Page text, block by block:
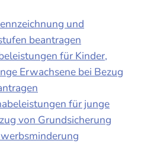
und
beantragen
für Kinder,
Erwachsene bei Bezug
für junge
von Grundsicherung